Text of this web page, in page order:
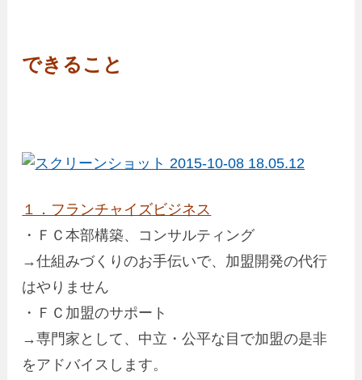
できること
１．フランチャイズビジネス
・ＦＣ本部構築、コンサルティング
→仕組みづくりのお手伝いで、加盟開発の代行
はやりません
・ＦＣ加盟のサポート
→専門家として、中立・公平な目で加盟の是非
をアドバイスします。